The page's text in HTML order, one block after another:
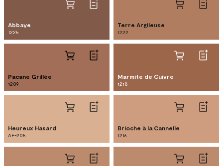
Abbaye
1225
Terre Argileuse
1222
Pacane Grillée
1209
Marmite de Cuivre
1218
Heureux Hasard
AF-205
Brioche à la Cannelle
1216